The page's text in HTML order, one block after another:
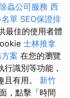
蟲公司服務 西
單 SEO保證排
最佳的使用者體
士林推拿
案 在您的瀏覽
識別等功能，
且有用。 新竹
，點擊「時間